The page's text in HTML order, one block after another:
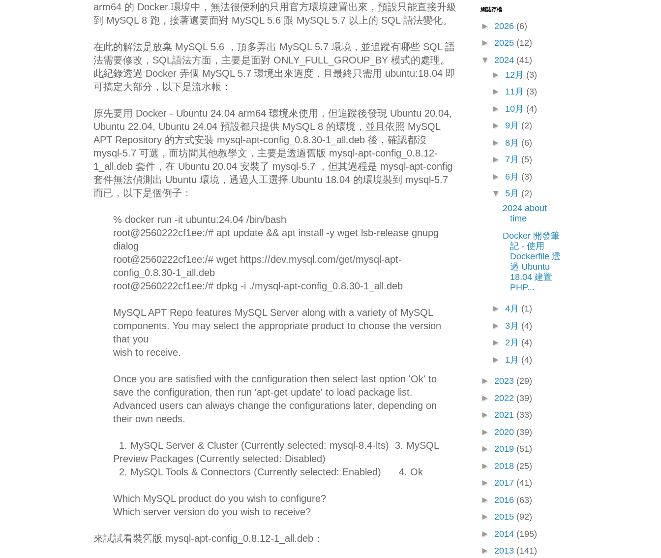
arm64 的 Docker 環境中，無法很便利的只用官方環境建置出來，預設只能直接升級
到 MySQL 8 跑，接著還要面對 MySQL 5.6 跟 MySQL 5.7 以上的 SQL 語法變化。
在此的解法是放棄 MySQL 5.6 ，頂多弄出 MySQL 5.7 環境，並追蹤有哪些 SQL 語
法需要修改，SQL語法方面，主要是面對 ONLY_FULL_GROUP_BY 模式的處理。
此紀錄透過 Docker 弄個 MySQL 5.7 環境出來過度，且最終只需用 ubuntu:18.04 即
可搞定大部分，以下是流水帳：
原先要用 Docker - Ubuntu 24.04 arm64 環境來使用，但追蹤後發現 Ubuntu 20.04,
Ubuntu 22.04, Ubuntu 24.04 預設都只提供 MySQL 8 的環境，並且依照 MySQL
APT Repository 的方式安裝 mysql-apt-config_0.8.30-1_all.deb 後，確認都沒
mysql-5.7 可選，而坊間其他教學文，主要是透過舊版 mysql-apt-config_0.8.12-
1_all.deb 套件，在 Ubuntu 20.04 安裝了 mysql-5.7 ，但其過程是 mysql-apt-config
套件無法偵測出 Ubuntu 環境，透過人工選擇 Ubuntu 18.04 的環境裝到 mysql-5.7
而已，以下是個例子：
% docker run -it ubuntu:24.04 /bin/bash
root@2560222cf1ee:/# apt update && apt install -y wget lsb-release gnupg
dialog
root@2560222cf1ee:/# wget https://dev.mysql.com/get/mysql-apt-
config_0.8.30-1_all.deb
root@2560222cf1ee:/# dpkg -i ./mysql-apt-config_0.8.30-1_all.deb
MySQL APT Repo features MySQL Server along with a variety of MySQL
components. You may select the appropriate product to choose the version
that you
wish to receive.
Once you are satisfied with the configuration then select last option 'Ok' to
save the configuration, then run 'apt-get update' to load package list.
Advanced users can always change the configurations later, depending on
their own needs.
1. MySQL Server & Cluster (Currently selected: mysql-8.4-lts) 3. MySQL
Preview Packages (Currently selected: Disabled)
2. MySQL Tools & Connectors (Currently selected: Enabled) 4. Ok
Which MySQL product do you wish to configure?
Which server version do you wish to receive?
來試試看裝舊版 mysql-apt-config_0.8.12-1_all.deb：
網誌存檔
► 2026 (6)
► 2025 (12)
▼ 2024 (41)
► 12月 (3)
► 11月 (3)
► 10月 (4)
► 9月 (2)
► 8月 (6)
► 7月 (5)
► 6月 (3)
▼ 5月 (2)
2024 about
time
Docker 開發筆
記 - 使用
Dockerfile 透
過 Ubuntu
18.04 建置
PHP...
► 4月 (1)
► 3月 (4)
► 2月 (4)
► 1月 (4)
► 2023 (29)
► 2022 (39)
► 2021 (33)
► 2020 (39)
► 2019 (51)
► 2018 (25)
► 2017 (41)
► 2016 (63)
► 2015 (92)
► 2014 (195)
► 2013 (141)